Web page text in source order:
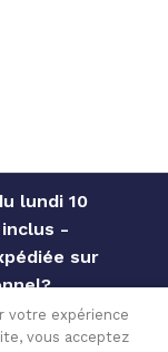
lundi 10
-
sur
des
votre expérience
vous acceptez